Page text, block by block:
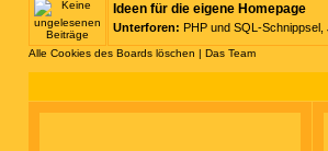
Ideen für die eigene Homepage
Unterforen: PHP und SQL-Schnippsel
Alle Cookies des Boards löschen | Das Team